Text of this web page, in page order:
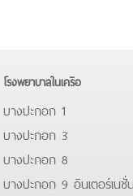
โรงพยาบาลในเครือ
บางปะกอก 1
บางปะกอก 3
บางปะกอก 8
บางปะกอก 9 อินเตอร์เนชั่